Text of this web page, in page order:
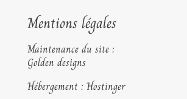
Mentions légales
Maintenance du site :
Golden designs
Hébergement : Hostinger